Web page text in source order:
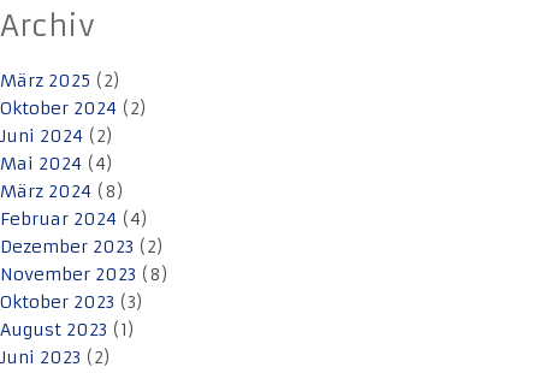
Archiv
März 2025 (2)
Oktober 2024 (2)
Juni 2024 (2)
Mai 2024 (4)
März 2024 (8)
Februar 2024 (4)
Dezember 2023 (2)
November 2023 (8)
Oktober 2023 (3)
August 2023 (1)
Juni 2023 (2)